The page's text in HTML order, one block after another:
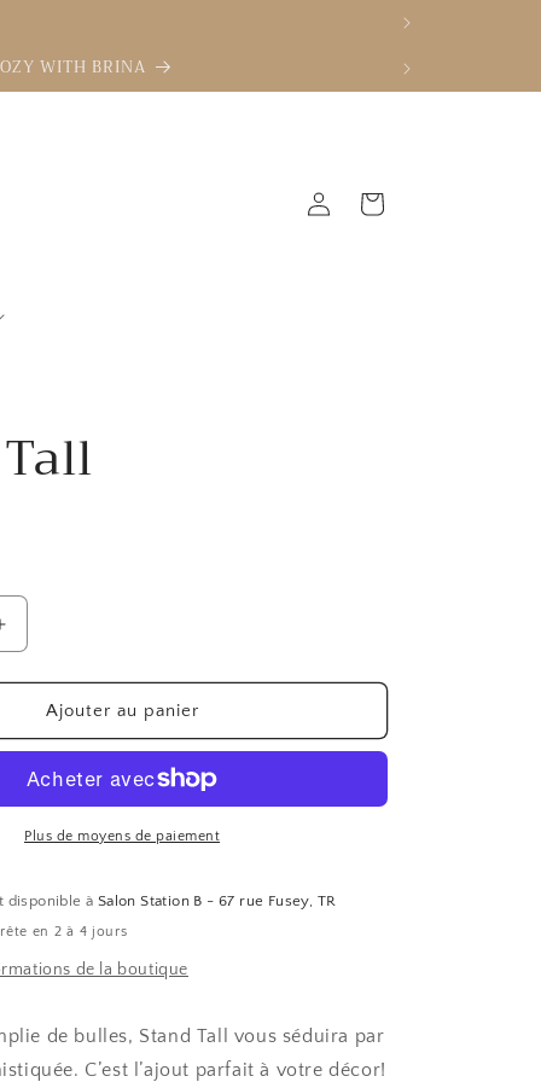
WITH BRINA
Connexion Panier
Ajouter au panier
Plus de moyens de paiement
disponible à Salon Station B - 67 rue Fusey, TR
en 2 à 4 jours
de la boutique
de bulles, Stand Tall vous séduira par
C’est l’ajout parfait à votre décor!